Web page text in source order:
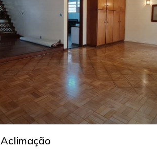
Aclimação